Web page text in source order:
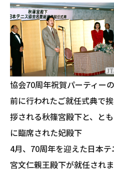
協会70周年祝賀パーティーの
前に行われたご就任式典で挨
拶される秋篠宮殿下と、とも
に臨席された妃殿下
4月、70周年を迎えた日本
宮文仁親王殿下が就任されま